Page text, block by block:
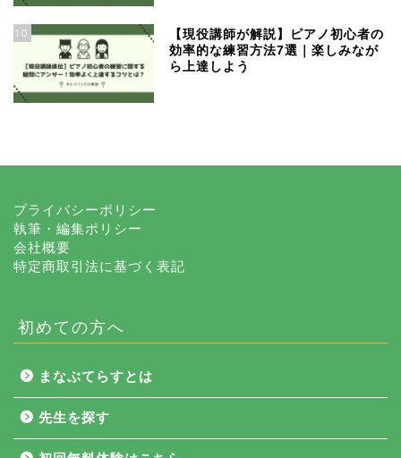
10
【現役講師が解説】ピアノ初心者の
効率的な練習方法7選｜楽しみなが
ら上達しよう
プライバシーポリシー
執筆・編集ポリシー
会社概要
特定商取引法に基づく表記
初めての方へ
まなぶてらすとは
先生を探す